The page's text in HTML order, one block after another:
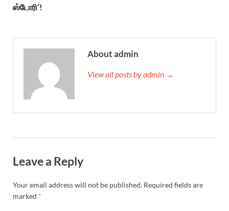
ஸ்டோரி’!
About admin
View all posts by admin →
Leave a Reply
Your email address will not be published. Required fields are
marked *